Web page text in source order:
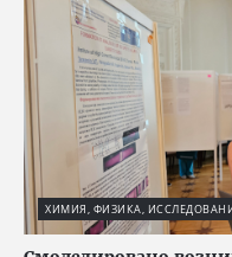
ХИМИЯ, ФИЗИКА,